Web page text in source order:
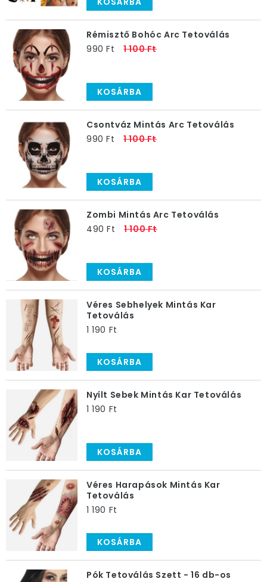
Rémisztő Bohóc Arc Tetoválás
990 Ft
1 100 Ft
KOSÁRBA
Csontváz Mintás Arc Tetoválás
990 Ft
1 100 Ft
KOSÁRBA
Zombi Mintás Arc Tetoválás
490 Ft
1 100 Ft
KOSÁRBA
Véres Sebhelyek Mintás Kar
Tetoválás
1 190 Ft
KOSÁRBA
Nyílt Sebek Mintás Kar Tetoválás
1 190 Ft
KOSÁRBA
Véres Harapások Mintás Kar
Tetoválás
1 190 Ft
KOSÁRBA
Pók Tetoválás Szett - 16 db-os